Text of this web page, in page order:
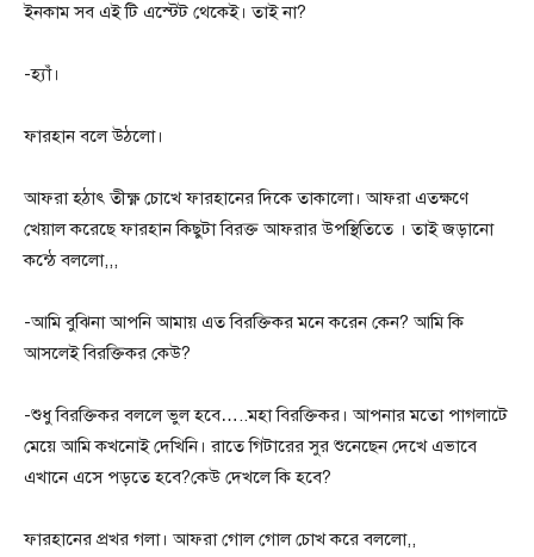
ইনকাম সব এই টি এস্টেট থেকেই। তাই না?
-হ্যাঁ।
ফারহান বলে উঠলো।
আফরা হঠাৎ তীক্ষ্ণ চোখে ফারহানের দিকে তাকালো। আফরা এতক্ষণে
খেয়াল করেছে ফারহান কিছুটা বিরক্ত আফরার উপস্থিতিতে । তাই জড়ানো
কন্ঠে বললো,,,
-আমি বুঝিনা আপনি আমায় এত বিরক্তিকর মনে করেন কেন? আমি কি
আসলেই বিরক্তিকর কেউ?
-শুধু বিরক্তিকর বললে ভুল হবে…..মহা বিরক্তিকর। আপনার মতো পাগলাটে
মেয়ে আমি কখনোই দেখিনি। রাতে গিটারের সুর শুনেছেন দেখে এভাবে
এখানে এসে পড়তে হবে?কেউ দেখলে কি হবে?
ফারহানের প্রখর গলা। আফরা গোল গোল চোখ করে বললো,,